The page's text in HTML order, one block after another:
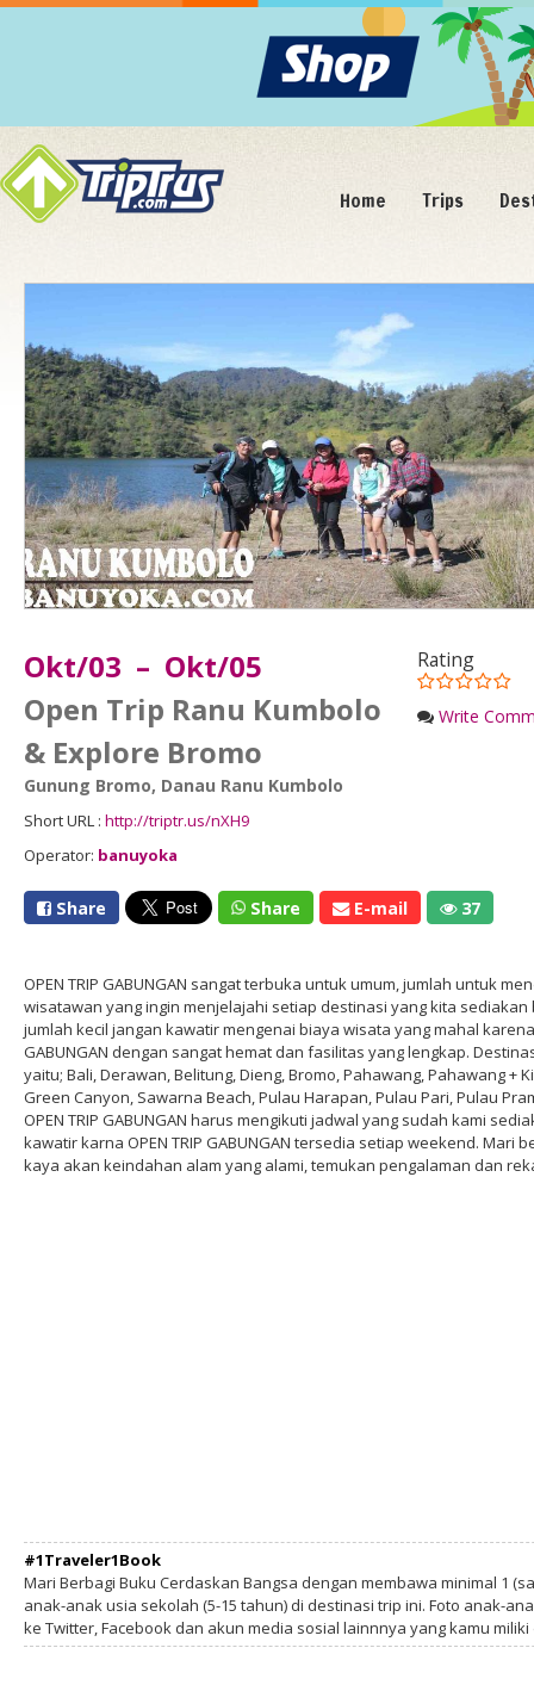
Home Trips
Rating
Write
Okt/03 – Okt/05
Open Trip Ranu Kumbolo
& Explore Bromo
Gunung Bromo, Danau Ranu Kumbolo
Short URL : http://triptr.us/nXH9
Operator: banuyoka
Share Share E-mail 37
OPEN TRIP GABUNGAN sangat terbuka untuk umum, jumlah untuk
wisatawan yang ingin menjelajahi setiap destinasi yang kita
jumlah kecil jangan kawatir mengenai biaya wisata yang mahal
GABUNGAN dengan sangat hemat dan fasilitas yang lengkap.
yaitu; Bali, Derawan, Belitung, Dieng, Bromo, Pahawang, Pahawang +
Green Canyon, Sawarna Beach, Pulau Harapan, Pulau Pari, Pulau
OPEN TRIP GABUNGAN harus mengikuti jadwal yang sudah kami
kawatir karna OPEN TRIP GABUNGAN tersedia setiap weekend.
kaya akan keindahan alam yang alami, temukan pengalaman dan
#1Traveler1Book
Mari Berbagi Buku Cerdaskan Bangsa dengan membawa minimal 1
anak-anak usia sekolah (5-15 tahun) di destinasi trip ini. Foto anak-
ke Twitter, Facebook dan akun media sosial lainnnya yang kamu